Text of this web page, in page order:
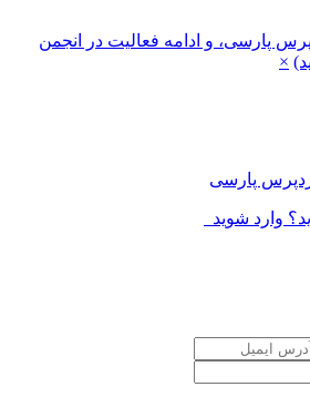
پارسی، و ادامه فعالیت در انجمن
×
وارد شوید